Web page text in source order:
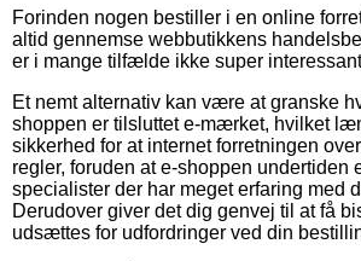
Forinden nogen bestiller i en online
altid gennemse webbutikkens
er i mange tilfælde ikke super
Et nemt alternativ kan være at granske
shoppen er tilsluttet e-mærket, hvilket
sikkerhed for at internet forretningen
regler, foruden at e-shoppen undertiden
specialister der har meget erfaring med
Derudover giver det dig genvej til at få
udsættes for udfordringer ved din